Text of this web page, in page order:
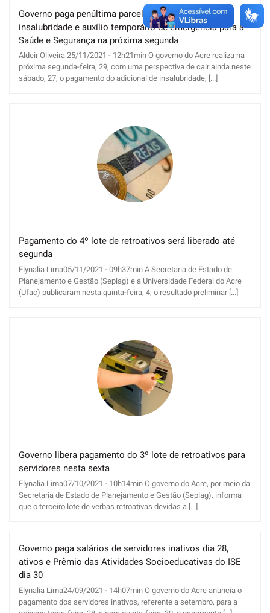
Governo paga penúltima parcela do adicional de
insalubridade e auxílio temporário de emergência para a
Saúde e Segurança na próxima segunda
Aldeir Oliveira 25/11/2021 - 12h21min O governo do Acre realiza na
próxima segunda-feira, 29, com uma perspectiva de cair ainda neste
sábado, 27, o pagamento do adicional de insalubridade, [...]
Pagamento do 4º lote de retroativos será liberado até
segunda
Elynalia Lima05/11/2021 - 09h37min A Secretaria de Estado de
Planejamento e Gestão (Seplag) e a Universidade Federal do Acre
(Ufac) publicaram nesta quinta-feira, 4, o resultado preliminar [...]
Governo libera pagamento do 3º lote de retroativos para
servidores nesta sexta
Elynalia Lima07/10/2021 - 10h14min O governo do Acre, por meio da
Secretaria de Estado de Planejamento e Gestão (Seplag), informa
que o terceiro lote de verbas retroativas devidas a [...]
Governo paga salários de servidores inativos dia 28,
ativos e Prêmio das Atividades Socioeducativas do ISE
dia 30
Elynalia Lima24/09/2021 - 14h07min O governo do Acre anuncia o
pagamento dos servidores inativos, referente a setembro, para a